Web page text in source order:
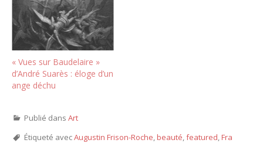
« Vues sur Baudelaire »
d’André Suarès : éloge d’un
ange déchu
Publié dans Art
Étiqueté avecAugustin Frison-Roche,beauté,featured,Fra